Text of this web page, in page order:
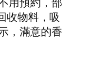
收物料，吸
，滿意的香